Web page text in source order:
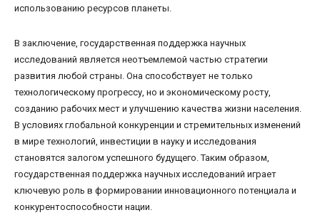
использованию ресурсов планеты.
В заключение, государственная поддержка научных
исследований является неотъемлемой частью стратегии
развития любой страны. Она способствует не только
технологическому прогрессу, но и экономическому росту,
созданию рабочих мест и улучшению качества жизни населения.
В условиях глобальной конкуренции и стремительных изменений
в мире технологий, инвестиции в науку и исследования
становятся залогом успешного будущего. Таким образом,
государственная поддержка научных исследований играет
ключевую роль в формировании инновационного потенциала и
конкурентоспособности нации.